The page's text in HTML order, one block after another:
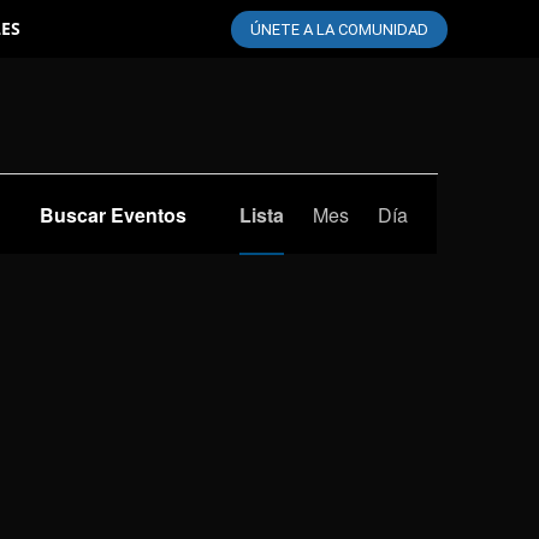
ÚNETE A LA COMUNIDAD
Buscar Eventos
de
Lista Mes Día